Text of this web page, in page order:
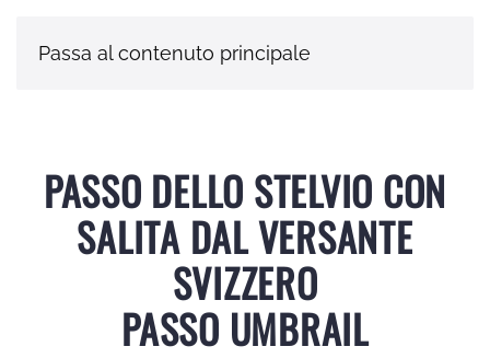
Passa al contenuto principale
PASSO DELLO STELVIO CON
SALITA DAL VERSANTE
SVIZZERO
PASSO UMBRAIL